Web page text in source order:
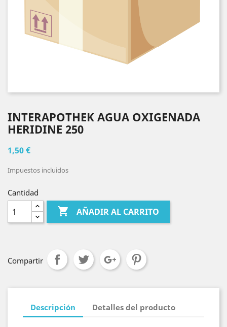
INTERAPOTHEK AGUA OXIGENADA
HERIDINE 250
1,50 €
Impuestos incluidos
Cantidad
 AÑADIR AL CARRITO
Compartir
Descripción Detalles del producto